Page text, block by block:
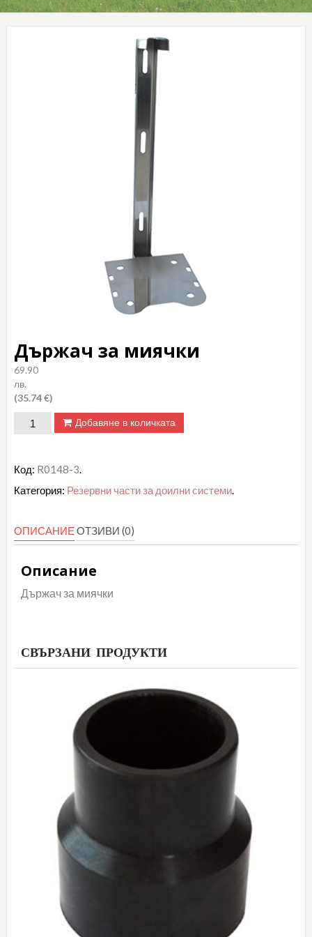
Държач за миячки
69.90
лв.
(35.74 €)
количество
за
миячки
Добавяне в количката
Код: R0148-3.
Категория: Резервни части за доилни системи.
ОПИСАНИЕ ОТЗИВИ (0)
Описание
Държач за миячки
СВЪРЗАНИ ПРОДУКТИ